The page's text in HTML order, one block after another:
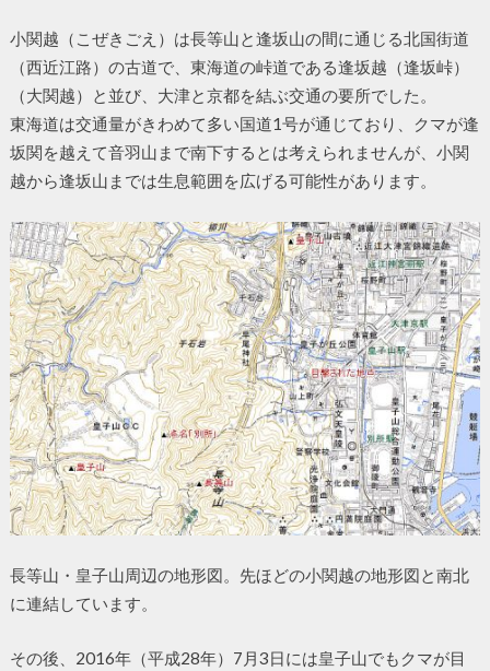
小関越（こぜきごえ）は長等山と逢坂山の間に通じる北国街道
（西近江路）の古道で、東海道の峠道である逢坂越（逢坂峠）
（大関越）と並び、大津と京都を結ぶ交通の要所でした。
東海道は交通量がきわめて多い国道1号が通じており、クマが逢
坂関を越えて音羽山まで南下するとは考えられませんが、小関
越から逢坂山までは生息範囲を広げる可能性があります。
長等山・皇子山周辺の地形図。先ほどの小関越の地形図と南北
に連結しています。
その後、2016年（平成28年）7月3日には皇子山でもクマが目